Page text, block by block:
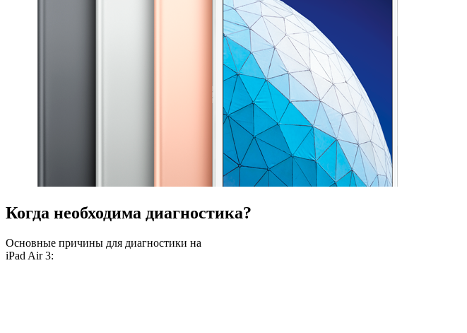
Когда необходима диагностика?
Основные причины для диагностики на
iPad Air 3: